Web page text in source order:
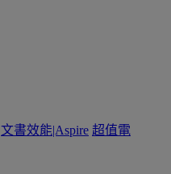
文書效能|Aspire 超值電